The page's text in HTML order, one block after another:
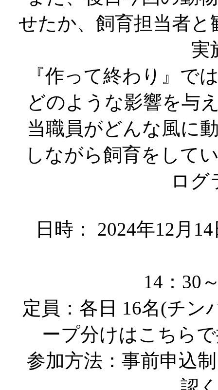
せたか、飼育担当者
実
『作って終わり』で
どのような影響を与
当職員がどんな風に
しながら飼育をして
ログ
日時： 2024年12月
14：30～(
定員：各日 16名(チン
ープ分けはこちら
参加方法：事前申込